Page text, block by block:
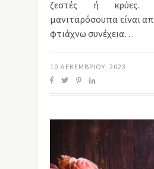
ζεστές ή κρύες.
μανιταρόσουπα είναι
φτιάχνω συνέχεια…
10 ΔΕΚΕΜΒΡΊΟΥ, 2023